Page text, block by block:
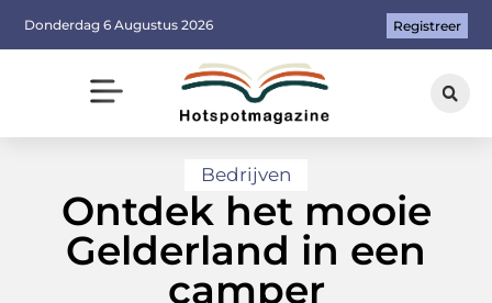
Donderdag 6 Augustus 2026 Registreer
Bedrijven
Ontdek het mooie
Gelderland in een
camper